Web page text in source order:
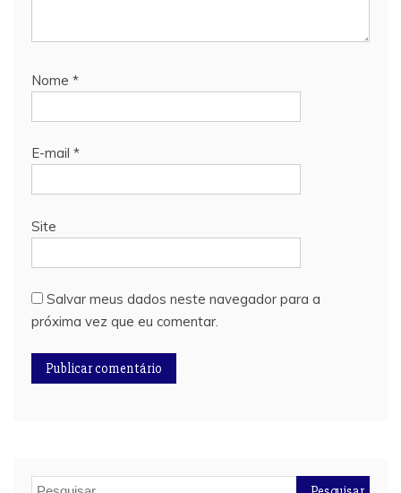
Nome *
E-mail *
Site
Salvar meus dados neste navegador para a
próxima vez que eu comentar.
Pesquisar